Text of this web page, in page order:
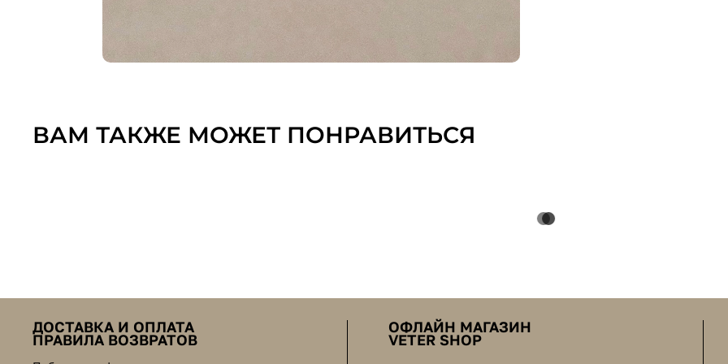
ВАМ ТАКЖЕ МОЖЕТ ПОНРАВИТЬСЯ
ДОСТАВКА И ОПЛАТА
ПРАВИЛА ВОЗВРАТОВ
ОФЛАЙН МАГАЗИН
VETER SHOP